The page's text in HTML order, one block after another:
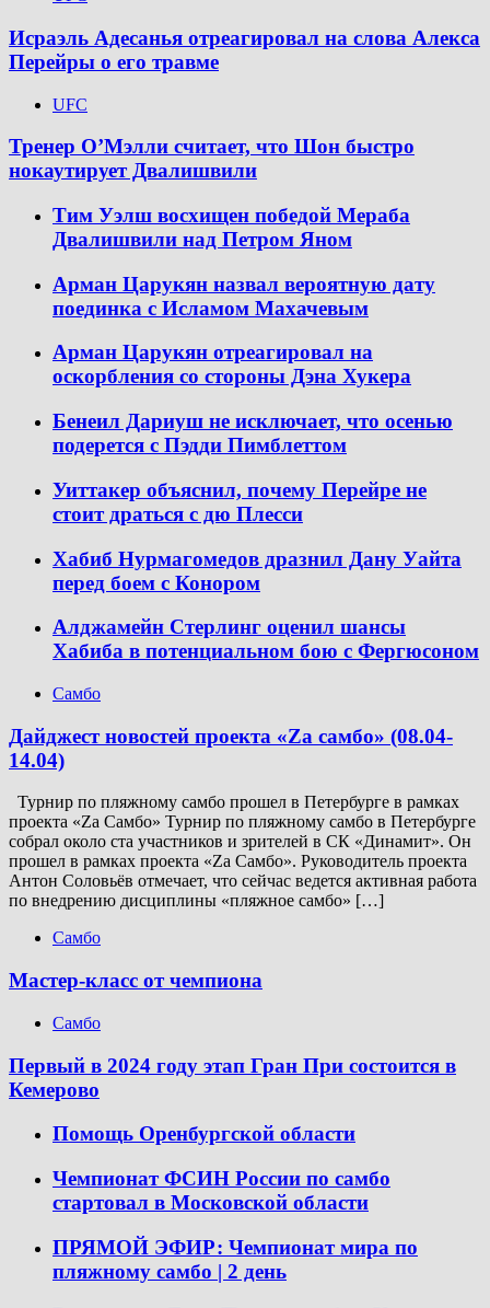
Исраэль Адесанья отреагировал на слова Алекса
Перейры о его травме
UFC
Тренер О’Мэлли считает, что Шон быстро
нокаутирует Двалишвили
Тим Уэлш восхищен победой Мераба
Двалишвили над Петром Яном
Арман Царукян назвал вероятную дату
поединка с Исламом Махачевым
Арман Царукян отреагировал на
оскорбления со стороны Дэна Хукера
Бенеил Дариуш не исключает, что осенью
подерется с Пэдди Пимблеттом
Уиттакер объяснил, почему Перейре не
стоит драться с дю Плесси
Хабиб Нурмагомедов дразнил Дану Уайта
перед боем с Конором
Алджамейн Стерлинг оценил шансы
Хабиба в потенциальном бою с Фергюсоном
Самбо
Дайджест новостей проекта «Zа самбо» (08.04-
14.04)
Турнир по пляжному самбо прошел в Петербурге в рамках
проекта «Za Самбо» Турнир по пляжному самбо в Петербурге
собрал около ста участников и зрителей в СК «Динамит». Он
прошел в рамках проекта «Za Самбо». Руководитель проекта
Антон Соловьёв отмечает, что сейчас ведется активная работа
по внедрению дисциплины «пляжное самбо» […]
Самбо
Мастер-класс от чемпиона
Самбо
Первый в 2024 году этап Гран При состоится в
Кемерово
Помощь Оренбургской области
Чемпионат ФСИН России по самбо
стартовал в Московской области
ПРЯМОЙ ЭФИР: Чемпионат мира по
пляжному самбо | 2 день